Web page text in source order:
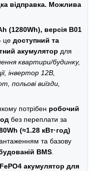
відправка. Можлива
(1280Wh), версія B01
це доступний та
акумулятор для
квартири/будинку,
інвертор 12В,
польові виїзди,
потрібен робочий
без переплати за
(≈1.28 кВт·год)
та базову
BMS
акумулятор для